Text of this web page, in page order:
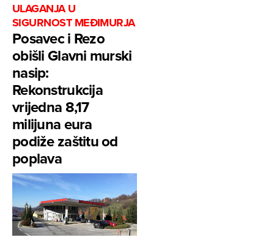
ULAGANJA U
SIGURNOST MEĐIMURJA
Posavec i Rezo
obišli Glavni murski
nasip:
Rekonstrukcija
vrijedna 8,17
milijuna eura
podiže zaštitu od
poplava